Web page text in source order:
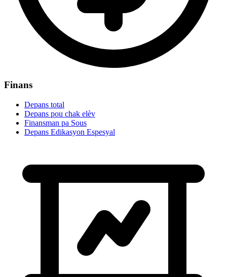
Finans
Depans total
Depans pou chak elèv
Finansman pa Sous
Depans Edikasyon Espesyal